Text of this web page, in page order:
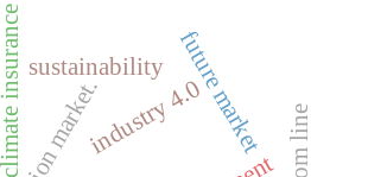
industry 4.0
sustainability
climate insurance future market
option market.